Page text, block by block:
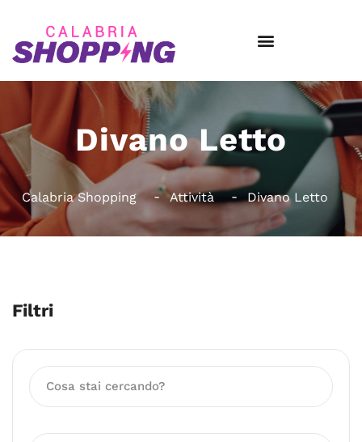
Divano Letto
Calabria Shopping Attività Divano Letto
Filtri